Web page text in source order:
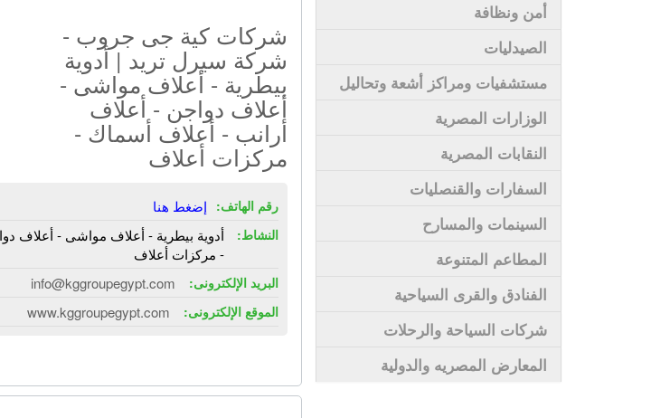
أمن ونظافة
الصيدليات
مستشفيات ومراكز أشعة وتحاليل
الوزارات المصرية
النقابات المصرية
السفارات والقنصليات
السينمات والمسارح
المطاعم المتنوعة
الفنادق والقرى السياحية
شركات السياحة والرحلات
المعارض المصريه والدولية
شركات كية جى جروب -
شركة سيرل تريد | أدوية
بيطرية - أعلاف مواشى -
أعلاف دواجن - أعلاف
أرانب - أعلاف أسماك -
مركزات أعلاف
رقم الهاتف: إضغط هنا
النشاط:
أدوية بيطرية - أعلاف مواشى - أعلاف
- مركزات أعلاف
البريد الإلكترونى: info@kggroupegypt.com
الموقع الإلكترونى: www.kggroupegypt.com